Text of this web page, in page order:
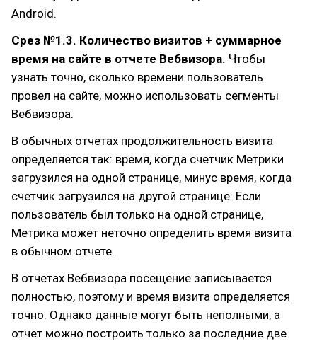
Android.
Срез №1.3. Количество визитов + суммарное
время на сайте в отчете Вебвизора. Чтобы
узнать точно, сколько времени пользователь
провел на сайте, можно использовать сегменты
Вебвизора.
В обычных отчетах продолжительность визита
определяется так: время, когда счетчик Метрики
загрузился на одной странице, минус время, когда
счетчик загрузился на другой странице. Если
пользователь был только на одной странице,
Метрика может неточно определить время визита
в обычном отчете.
В отчетах Вебвизора посещение записывается
полностью, поэтому и время визита определяется
точно. Однако данные могут быть неполными, а
отчет можно построить только за последние две